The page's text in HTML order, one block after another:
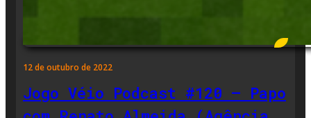
12 de outubro de 2022
Jogo Véio Podcast #120 – Papo